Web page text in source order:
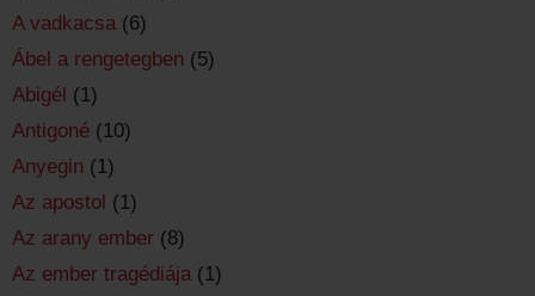
A vadkacsa (6)
Ábel a rengetegben (5)
Abigél (1)
Antigoné (10)
Anyegin (1)
Az apostol (1)
Az arany ember (8)
Az ember tragédiája (1)